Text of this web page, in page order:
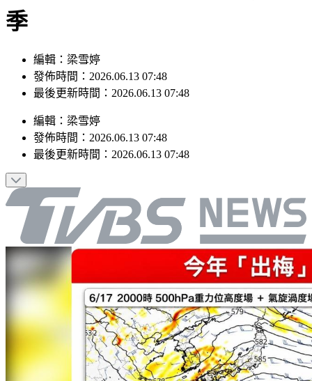
季
編輯：梁雪婷
發佈時間：2026.06.13 07:48
最後更新時間：2026.06.13 07:48
編輯 ： 梁雪婷
發佈時間： 2026.06.13 07:48
最後更新時間： 2026.06.13 07:48